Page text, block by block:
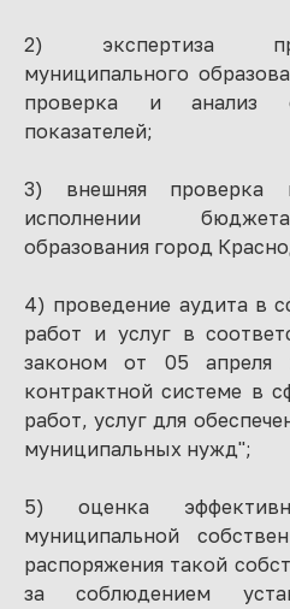
2) экспертиза
муниципального
проверка и анализ
показателей;
3) внешняя проверка
исполнении
образования город
4) проведение аудита в
работ и услуг в
законом от 05
контрактной системе в
работ, услуг для
муниципальных нужд";
5) оценка
муниципальной
распоряжения такой
за соблюдением